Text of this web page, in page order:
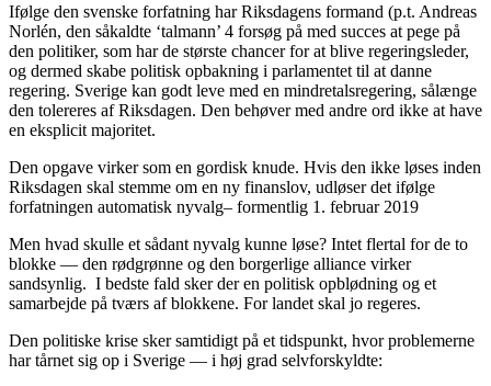
Ifølge den svenske forfatning har Riksdagens formand (p.t. Andreas
Norlén, den såkaldte ‘talmann’ 4 forsøg på med succes at pege på
den politiker, som har de største chancer for at blive regeringsleder,
og dermed skabe politisk opbakning i parlamentet til at danne
regering. Sverige kan godt leve med en mindretalsregering, sålænge
den tolereres af Riksdagen. Den behøver med andre ord ikke at have
en eksplicit majoritet.
Den opgave virker som en gordisk knude. Hvis den ikke løses inden
Riksdagen skal stemme om en ny finanslov, udløser det ifølge
forfatningen automatisk nyvalg– formentlig 1. februar 2019
Men hvad skulle et sådant nyvalg kunne løse? Intet flertal for de to
blokke — den rødgrønne og den borgerlige alliance virker
sandsynlig. I bedste fald sker der en politisk opblødning og et
samarbejde på tværs af blokkene. For landet skal jo regeres.
Den politiske krise sker samtidigt på et tidspunkt, hvor problemerne
har tårnet sig op i Sverige — i høj grad selvforskyldte: